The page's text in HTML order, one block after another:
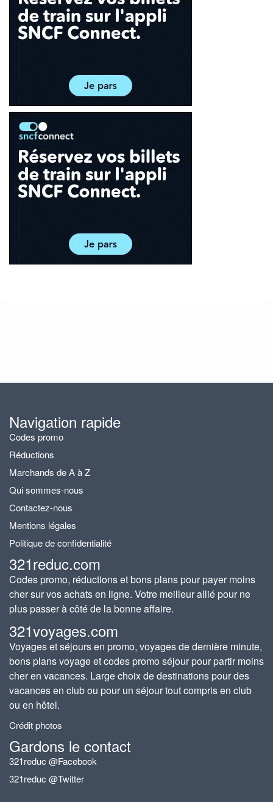
Navigation rapide
Codes promo
Réductions
Marchands de A à Z
Qui sommes-nous
Contactez-nous
Mentions légales
Politique de confidentialité
321reduc.com
Codes promo, réductions et bons plans pour payer moins
cher sur vos achats en ligne. Votre meilleur allié pour ne
plus passer à côté de la bonne affaire.
321voyages.com
Voyages et séjours en promo, voyages de dernière minute,
bons plans voyage et codes promo séjour pour partir moins
cher en vacances. Large choix de destinations pour des
vacances en club ou pour un séjour tout compris en club
ou en hôtel.
Crédit photos
Gardons le contact
321reduc @Facebook
321reduc @Twitter